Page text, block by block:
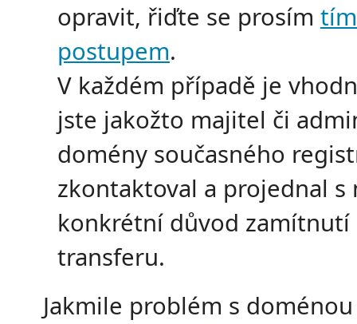
opravit, řiďte se prosím
postupem.
V každém případě je
jste jakožto majitel či
domény současného
zkontaktoval a projednal s
konkrétní důvod zamítnutí
transferu.
Jakmile problém s